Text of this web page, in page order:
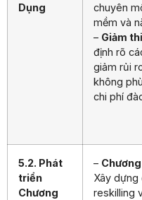
Dụng
chuyên
mềm và
– Giảm
định rõ
giảm rủi
không
chi phí
5.2. Phát
triển
Chương
–
Xây dựng
reskilling